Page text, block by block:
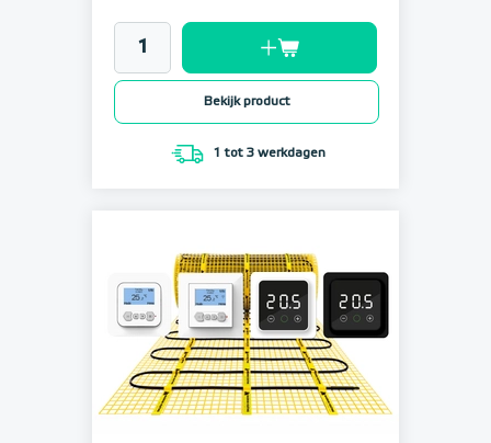
Bekijk product
1 tot 3 werkdagen